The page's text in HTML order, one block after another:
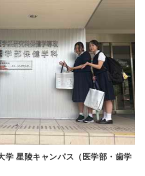
星陵キャンパス（医学部・歯学